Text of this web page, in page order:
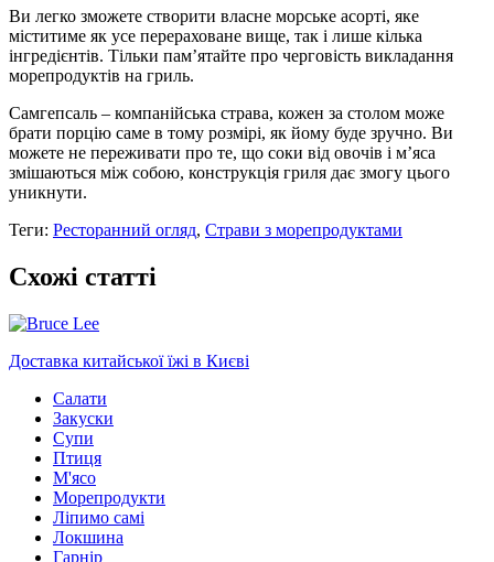
Ви легко зможете створити власне морське асорті, яке
міститиме як усе перераховане вище, так і лише кілька
інгредієнтів. Тільки пам’ятайте про черговість викладання
морепродуктів на гриль.
Самгепсаль – компанійська страва, кожен за столом може
брати порцію саме в тому розмірі, як йому буде зручно. Ви
можете не переживати про те, що соки від овочів і м’яса
змішаються між собою, конструкція гриля дає змогу цього
уникнути.
Теги: Ресторанний огляд, Страви з морепродуктами
Схожі статті
Доставка китайської їжі в Києві
Салати
Закуски
Супи
Птиця
М'ясо
Морепродукти
Ліпимо самі
Локшина
Гарнір